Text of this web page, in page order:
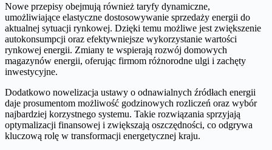
Nowe przepisy obejmują również taryfy dynamiczne,
umożliwiające elastyczne dostosowywanie sprzedaży energii do
aktualnej sytuacji rynkowej. Dzięki temu możliwe jest zwiększenie
autokonsumpcji oraz efektywniejsze wykorzystanie wartości
rynkowej energii. Zmiany te wspierają rozwój domowych
magazynów energii, oferując firmom różnorodne ulgi i zachęty
inwestycyjne.
Dodatkowo nowelizacja ustawy o odnawialnych źródłach energii
daje prosumentom możliwość godzinowych rozliczeń oraz wybór
najbardziej korzystnego systemu. Takie rozwiązania sprzyjają
optymalizacji finansowej i zwiększają oszczędności, co odgrywa
kluczową rolę w transformacji energetycznej kraju.